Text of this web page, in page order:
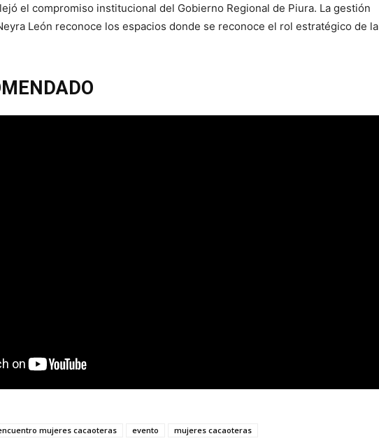
el compromiso institucional del Gobierno Regional de Piura. La gestión
León reconoce los espacios donde se reconoce el rol estratégico de la
mujeres cacaoteras evento mujeres cacaoteras